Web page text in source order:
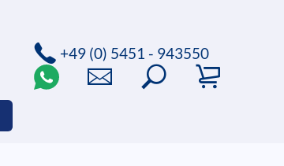
+49 (0) 5451 - 943550